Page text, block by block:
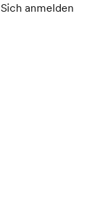
Sich anmelden